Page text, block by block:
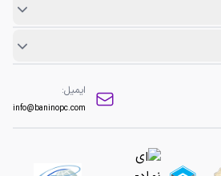
ایمیل:
info@baninopc.com